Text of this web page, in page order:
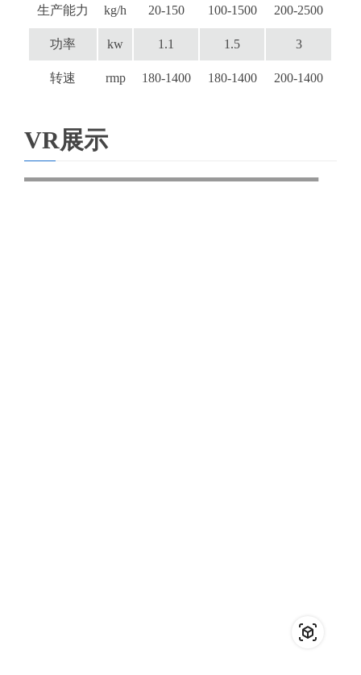
生产能力 kg/h 20-150 100-1500 200-2500
功率 kw 1.1 1.5 3
转速 rmp 180-1400 180-1400 200-1400
VR展示